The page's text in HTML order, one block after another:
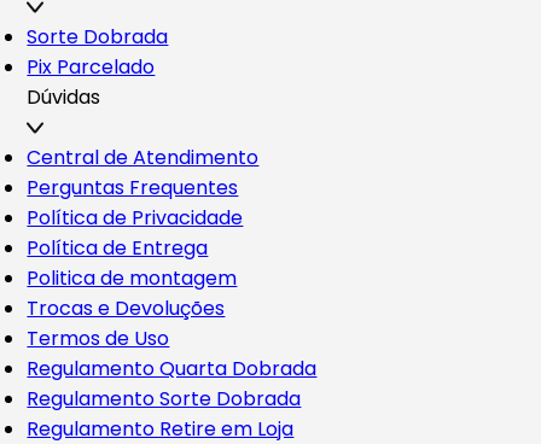
Sorte Dobrada
Pix Parcelado
Dúvidas
Central de Atendimento
Perguntas Frequentes
Política de Privacidade
Política de Entrega
Politica de montagem
Trocas e Devoluções
Termos de Uso
Regulamento Quarta Dobrada
Regulamento Sorte Dobrada
Regulamento Retire em Loja